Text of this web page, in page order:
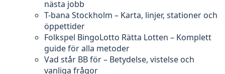
nästa jobb
T-bana Stockholm – Karta, linjer, stationer och
öppettider
Folkspel BingoLotto Rätta Lotten – Komplett
guide för alla metoder
Vad står BB för – Betydelse, vistelse och
vanliga frågor